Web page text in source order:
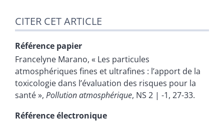
CITER CET ARTICLE
Référence papier
Francelyne Marano, « Les particules
atmosphériques fines et ultrafines : l’apport de la
toxicologie dans l’évaluation des risques pour la
santé », Pollution atmosphérique, NS 2 | -1, 27-33.
Référence électronique